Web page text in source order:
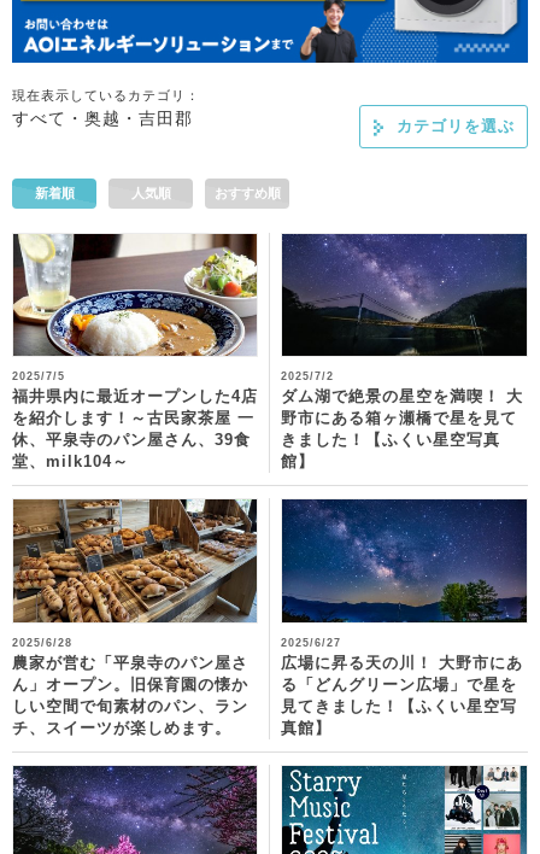
カテゴリを選ぶ
現在表示しているカテゴリ：
すべて・奥越・吉田郡
新着順 人気順 おすすめ順
2025/7/5
福井県内に最近オープンした4店
を紹介します！～古民家茶屋 一
休、平泉寺のパン屋さん、39食
堂、milk104～
2025/7/2
ダム湖で絶景の星空を満喫！ 大
野市にある箱ヶ瀬橋で星を見て
きました！【ふくい星空写真
館】
2025/6/28
農家が営む「平泉寺のパン屋さ
ん」オープン。旧保育園の懐か
しい空間で旬素材のパン、ラン
チ、スイーツが楽しめます。
2025/6/27
広場に昇る天の川！ 大野市にあ
る「どんグリーン広場」で星を
見てきました！【ふくい星空写
真館】